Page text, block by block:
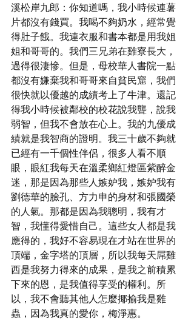
溪松岸九郎：你知道嗎，我小時候連薯
片都沒有錢買。我喝不夠奶水，經常覺
得肚子餓。我連衣服和書本都是用我姐
姐和哥哥的。我們三兄弟在雞寮長大，
過得很淒慘。但是，母校華人書院一點
都沒有嫌棄我和哥哥來自貧民窟，我們
很快就以優越的成績考上了牛津。還記
得我小時候被鄰校的校花說我聾，說我
弱智，但我不會放在心上。我的九優成
績就是我智商的證明。我三十歲不夠就
已經有一千個性伴侶，很多人看不順
眼，眼紅我每天在溫柔鄉紅燈區紫醉金
迷，那是因為那些人嫉妒我，嫉妒我有
劉德華的臉孔、方力申的身材和張國榮
的人氣。那都是因為我聰明，我有才
智，我懂得愛惜自己。這些女人都是我
應得的，我好不容易現在才站在世界的
頂端，金字塔的頂層，所以我每天屌雞
西是我努力得來的成果，是我之前積累
下來的恩，是我值得享受的權利。所
以，我不會聽其他人怎麼揶揄我是雞
蟲，因為我真的愛你，梅淨惠。